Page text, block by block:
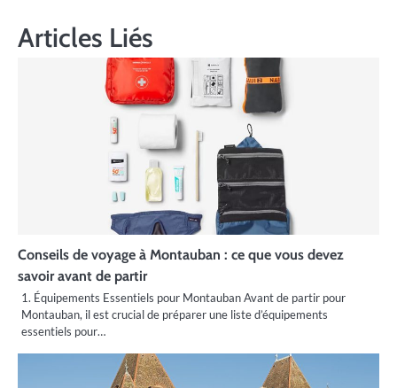
Articles Liés
Conseils de voyage à Montauban : ce que vous devez
savoir avant de partir
1. Équipements Essentiels pour Montauban Avant de partir pour
Montauban, il est crucial de préparer une liste d’équipements
essentiels pour…